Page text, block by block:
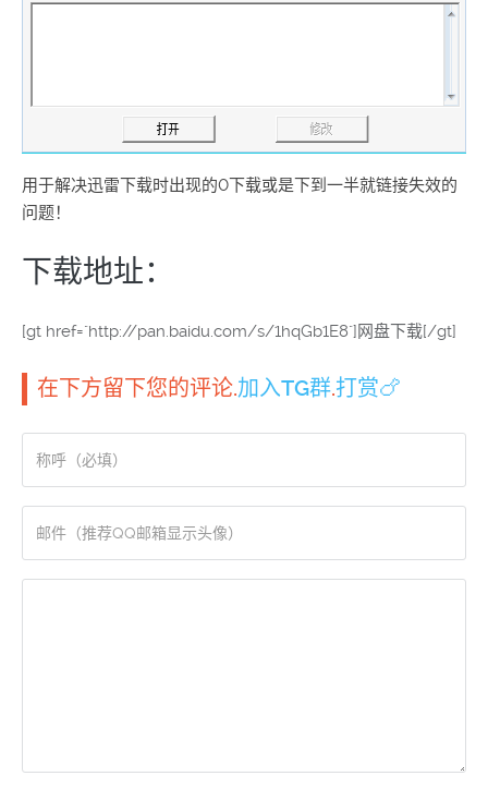
用于解决迅雷下载时出现的0下载或是下到一半就链接失效的
问题！
下载地址：
[gt href="http://pan.baidu.com/s/1hqGb1E8"]网盘下载[/gt]
在下方留下您的评论.加入TG群.打赏🍗